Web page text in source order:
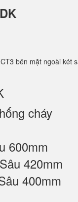
bên mặt ngoài két
cháy
600mm
420mm
400mm